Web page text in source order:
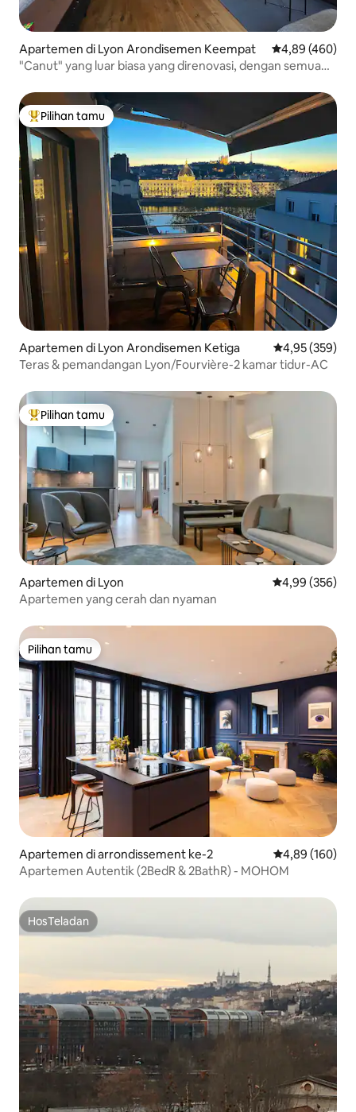
Apartemen di Lyon Arondisemen Keempat Nilai rata-rata
4,89 (460)
"Canut" yang luar biasa yang direnovasi, dengan semua
Pilihan tamu terpopuler
Pilihan tamu
Apartemen di Lyon Arondisemen Ketiga Nilai rata-rata
4,95 (359)
Teras & pemandangan Lyon/Fourvière-2 kamar tidur-AC
Pilihan tamu terpopuler
Pilihan tamu
Apartemen di Lyon Nilai rata-rata
4,99 (356)
Apartemen yang cerah dan nyaman
Pilihan tamu
Pilihan tamu
Apartemen di arrondissement ke-2 Nilai rata-rata
4,89 (160)
Apartemen Autentik (2BedR & 2BathR) - MOHOM
HosTeladan
HosTeladan